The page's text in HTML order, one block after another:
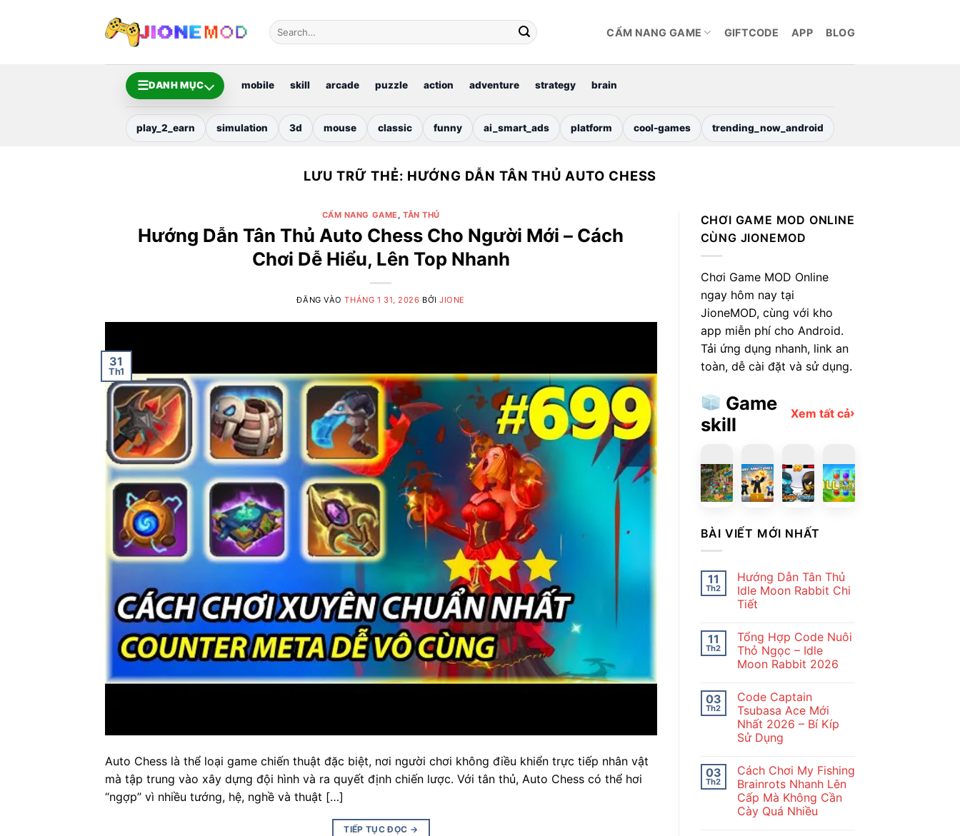
CẨM NANG GAME GIFTCODE APP BLOG
☰DANH MỤC mobile skill arcade puzzle action adventure strategy brain
play_2_earn simulation 3d mouse classic funny ai_smart_ads platform cool-games trending_now_android
LƯU TRỮ THẺ: HƯỚNG DẪN TÂN THỦ AUTO CHESS
CẨM NANG GAME, TÂN THỦ
Hướng Dẫn Tân Thủ Auto Chess Cho Người Mới – Cách
Chơi Dễ Hiểu, Lên Top Nhanh
ĐĂNG VÀOTHÁNG 1 31, 2026 BỞIJIONE
31
Th1
Auto Chess là thể loại game chiến thuật đặc biệt, nơi người chơi không điều khiển trực tiếp nhân vật
mà tập trung vào xây dựng đội hình và ra quyết định chiến lược. Với tân thủ, Auto Chess có thể hơi
“ngợp” vì nhiều tướng, hệ, nghề và thuật […]
TIẾP TỤC ĐỌC →
CHƠI GAME MOD ONLINE
CÙNG JIONEMOD
Chơi Game MOD Online
ngay hôm nay tại
JioneMOD, cùng với kho
app miễn phí cho Android.
Tải ứng dụng nhanh, link an
toàn, dễ cài đặt và sử dụng.
Game
skill
Xem tất cả›
PLAY
Blackriver Mystery. Hidden Objects
PLAY
Obby: Mini-Games
PLAY
Stickman Kombat 2D
PLAY
Ball Sort Puzzle
BÀI VIẾT MỚI NHẤT
11
Th2
Hướng Dẫn Tân Thủ
Idle Moon Rabbit Chi
Tiết
bình
luận
ở
Hướng
Thủ
Idle
Moon
Rabbit
Chi
Tiết
11
Th2
Tổng Hợp Code Nuôi
Thỏ Ngọc – Idle
Moon Rabbit 2026
bình
luận
ở
Tổng
Hợp
Code
Ngọc
–
Idle
Moon
Rabbit
2026
03
Th2
Code Captain
Tsubasa Ace Mới
Nhất 2026 – Bí Kíp
Sử Dụng
bình
luận
ở
Code
Captain
Tsubasa
03
Th2
Cách Chơi My Fishing
Brainrots Nhanh Lên
Cấp Mà Không Cần
Cày Quá Nhiều